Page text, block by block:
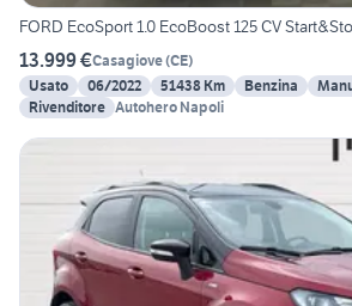
FORD EcoSport 1.0 EcoBoost 125 CV
13.999 €Casagiove(CE)
Usato
06/2022 51438 Km Benzina
Rivenditore Autohero Napoli